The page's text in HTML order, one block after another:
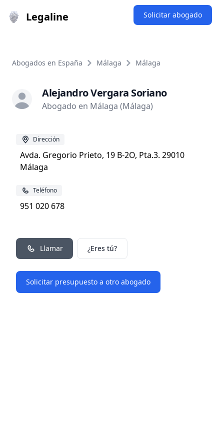
Legaline Solicitar abogado
Abogados en España Málaga Málaga
Alejandro Vergara Soriano
Abogado en Málaga (Málaga)
Dirección
Avda. Gregorio Prieto, 19 B-2O, Pta.3. 29010
Málaga
Teléfono
951 020 678
Llamar ¿Eres tú?
Solicitar presupuesto a otro abogado